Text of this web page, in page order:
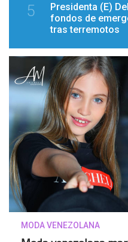
5
Presidenta (E)
fondos de
tras terremotos
MODA VENEZOLANA